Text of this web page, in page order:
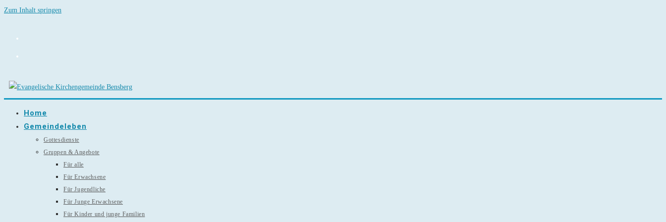
Zum Inhalt springen
Home
Gemeindeleben
Gottesdienste
Gruppen & Angebote
Für alle
Für Erwachsene
Für Jugendliche
Für Junge Erwachsene
Für Kinder und junge Familien